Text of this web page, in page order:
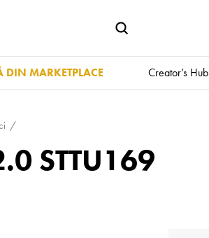
DIN MARKETPLACE Creator’s Hub
STTU169